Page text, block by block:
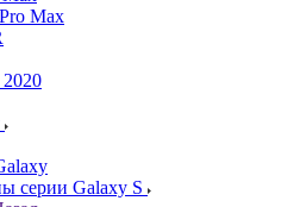
Max
2020
серии Galaxy S